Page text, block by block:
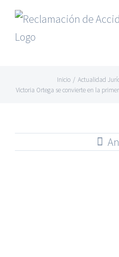
Saltar
contenido
Inicio / Actualidad
Victoria Ortega se convierte en la